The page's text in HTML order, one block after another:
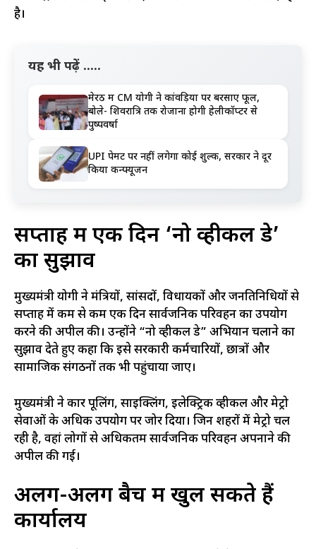
है।
यह भी पढ़ें .....
मेरठ में CM योगी ने कांवड़ियों पर बरसाए फूल,
बोले- शिवरात्रि तक रोजाना होगी हेलीकॉप्टर से
पुष्पवर्षा
UPI पेमेंट पर नहीं लगेगा कोई शुल्क, सरकार ने दूर
किया कन्फ्यूजन
सप्ताह में एक दिन ‘नो व्हीकल डे’
का सुझाव
मुख्यमंत्री योगी ने मंत्रियों, सांसदों, विधायकों और जनप्रतिनिधियों से
सप्ताह में कम से कम एक दिन सार्वजनिक परिवहन का उपयोग
करने की अपील की। उन्होंने “नो व्हीकल डे” अभियान चलाने का
सुझाव देते हुए कहा कि इसे सरकारी कर्मचारियों, छात्रों और
सामाजिक संगठनों तक भी पहुंचाया जाए।
मुख्यमंत्री ने कार पूलिंग, साइक्लिंग, इलेक्ट्रिक व्हीकल और मेट्रो
सेवाओं के अधिक उपयोग पर जोर दिया। जिन शहरों में मेट्रो चल
रही है, वहां लोगों से अधिकतम सार्वजनिक परिवहन अपनाने की
अपील की गई।
अलग-अलग बैच में खुल सकते हैं
कार्यालय